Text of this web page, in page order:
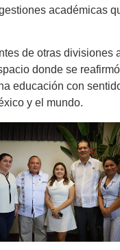
académicas
de otras divisiones
donde se reafirmó
educación con
y el mundo.